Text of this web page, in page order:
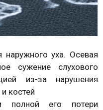
уха. Осевая
сужение слухового
из-за нарушения
костей
полной его потери